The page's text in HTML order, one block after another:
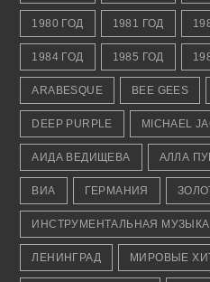
1980 ГОД 1981 ГОД
1984 ГОД 1985 ГОД
ARABESQUE BEE GEES
DEEP PURPLE MICHAEL
АИДА ВЕДИЩЕВА АЛЛА
ВИА ГЕРМАНИЯ
ИНСТРУМЕНТАЛЬНАЯ МУЗЫКА
ЛЕНИНГРАД МИРОВЫЕ